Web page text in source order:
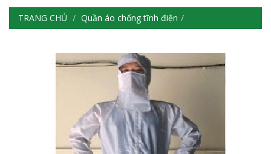
TRANG CHỦ Quần áo chống tĩnh điện